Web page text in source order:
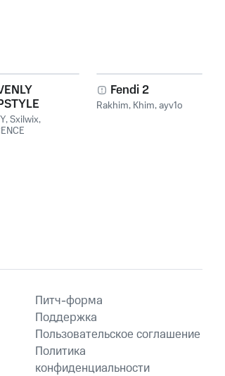
,Sxilwix,
Fendi 2
Rakhim, Khim,ayv1o
Питч-форма
Поддержка
Пользовательское соглашение
Политика
конфиденциальности